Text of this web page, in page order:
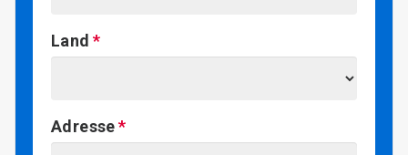
Land
Adresse